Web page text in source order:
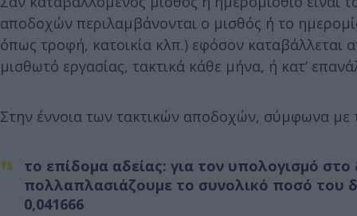
αποδοχών περιλαμβάνονται ο μισθός ή το
όπως τροφή, κατοικία κλπ.) εφόσον
μισθωτό εργασίας, τακτικά κάθε μήνα, ή κατ’
Στην έννοια των τακτικών αποδοχών, σύμφωνα με
το επίδομα αδείας: για τον υπολογισμό
πολλαπλασιάζουμε το συνολικό ποσό του
0,041666